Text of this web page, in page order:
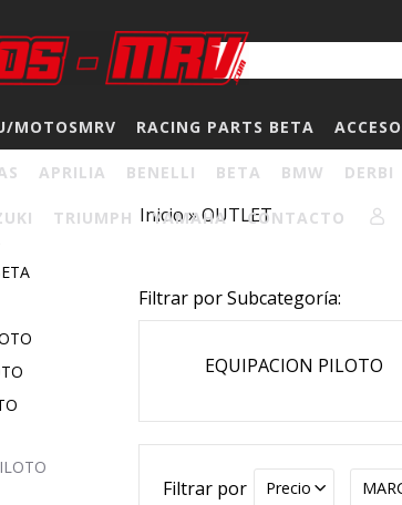
MOTOSMRV RACING PARTS BETA
APRILIA BENELLI BETA BMW DERBI
TRIUMPH YAMAHA CONTACTO
Inicio»OUTLET
Filtrar por Subcategoría:
EQUIPACION PILOTO
Filtrar por Precio